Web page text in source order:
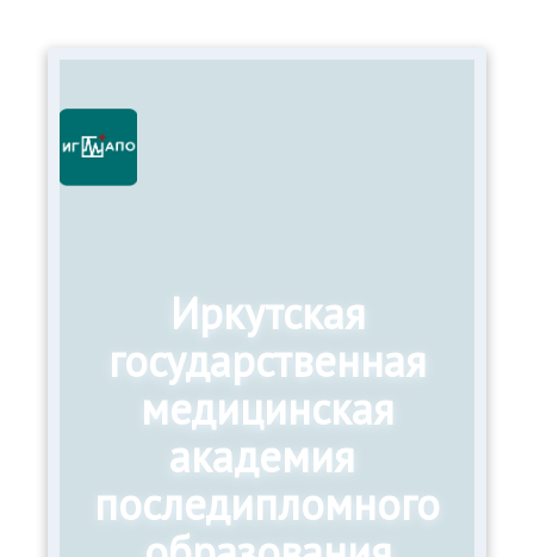
Иркутская
государственная
медицинская
академия
последипломного